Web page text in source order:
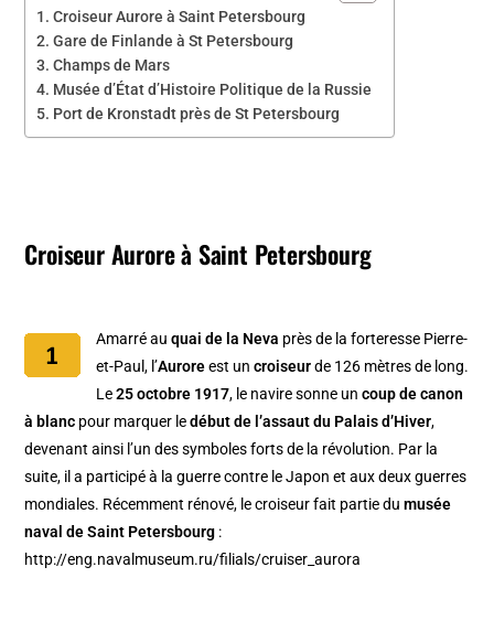
Croiseur Aurore à Saint Petersbourg
Gare de Finlande à St Petersbourg
Champs de Mars
Musée d’État d’Histoire Politique de la Russie
Port de Kronstadt près de St Petersbourg
Croiseur Aurore à Saint Petersbourg
Amarré auquai de la Neva près de la forteresse Pierre-
et-Paul, l’Auroreest uncroiseurde 126 mètres de long.
Le25 octobre 1917, le navire sonne uncoup de canon
à blanc pour marquer ledébut de l’assaut du Palais d’Hiver,
devenant ainsi l’un des symboles forts de la révolution. Par la
suite, il a participé à la guerre contre le Japon et aux deux guerres
mondiales. Récemment rénové, le croiseur fait partie dumusée
naval de Saint Petersbourg :
http://eng.navalmuseum.ru/filials/cruiser_aurora